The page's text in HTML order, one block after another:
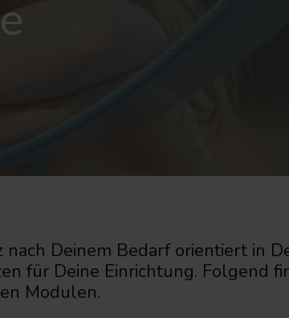
Deinem Bedarf orientiert in
für Deine Einrichtung. Folgend
Modulen.